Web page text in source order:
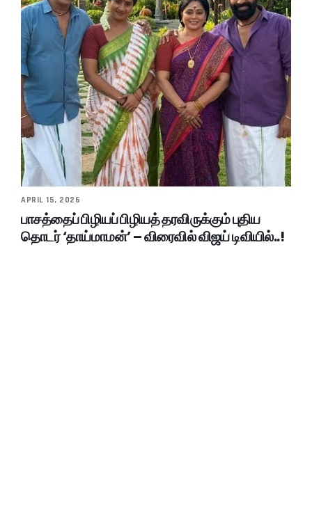
APRIL 15, 2026
பாசத்தைப் பிழியப் பிழியத் தரவிருக்கும் புதிய
தொடர் ‘தாய்மாமன்’ – விரைவில் விஜய் டிவியில்..!